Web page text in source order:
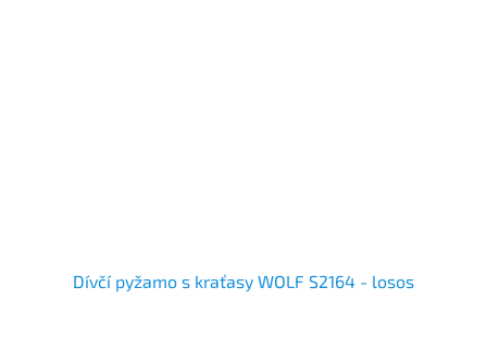
Dívčí pyžamo s kraťasy WOLF S2164 - losos